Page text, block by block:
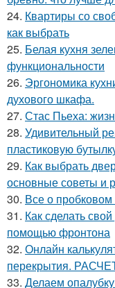
24. Квартиры со
как выбрать
25. Белая кухня
функциональности
26. Эргономика
духового шкафа.
27. Стас Пьеха:
28. Удивительный
пластиковую
29. Как выбрать
основные советы и
30. Все о
31. Как сделать
помощью фронтона
32. Онлайн
перекрытия.
33. Делаем